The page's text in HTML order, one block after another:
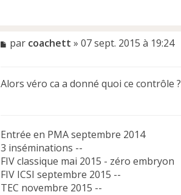
M
s
a
o
n
l
u
par coachett » 07 sept. 2015 à 19:24
Alors véro ca a donné quoi ce contrôle ?
Entrée en PMA septembre 2014
3 inséminations --
FIV classique mai 2015 - zéro embryon
FIV ICSI septembre 2015 --
TEC novembre 2015 --